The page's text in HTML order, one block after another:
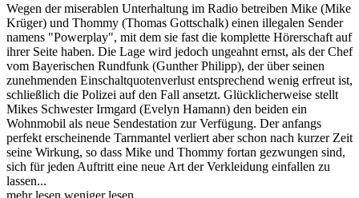
Wegen der miserablen Unterhaltung im Radio betreiben Mike (Mike
Krüger) und Thommy (Thomas Gottschalk) einen illegalen Sender
namens "Powerplay", mit dem sie fast die komplette Hörerschaft auf
ihrer Seite haben. Die Lage wird jedoch ungeahnt ernst, als der Chef
vom Bayerischen Rundfunk (Gunther Philipp), der über seinen
zunehmenden Einschaltquotenverlust entsprechend wenig erfreut ist,
schließlich die Polizei auf den Fall ansetzt. Glücklicherweise stellt
Mikes Schwester Irmgard (Evelyn Hamann) den beiden ein
Wohnmobil als neue Sendestation zur Verfügung. Der anfangs
perfekt erscheinende Tarnmantel verliert aber schon nach kurzer Zeit
seine Wirkung, so dass Mike und Thommy fortan gezwungen sind,
sich für jeden Auftritt eine neue Art der Verkleidung einfallen zu
lassen...
mehr lesen weniger lesen